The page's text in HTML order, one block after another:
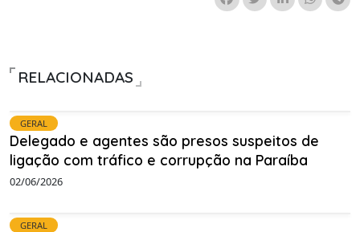
RELACIONADAS
GERAL
Delegado e agentes são presos suspeitos de
ligação com tráfico e corrupção na Paraíba
02/06/2026
GERAL